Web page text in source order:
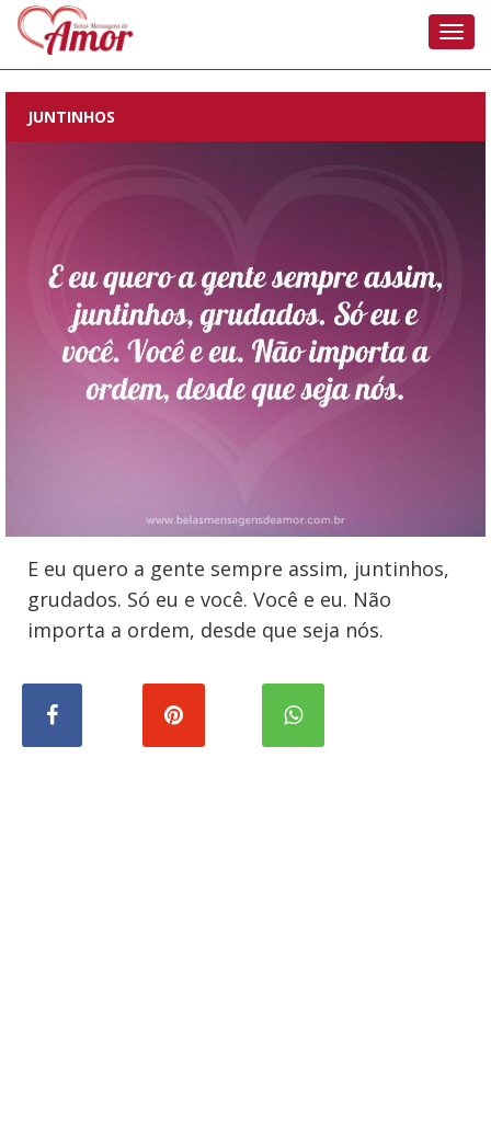
JUNTINHOS
E eu quero a gente sempre assim, juntinhos,
grudados. Só eu e você. Você e eu. Não
importa a ordem, desde que seja nós.